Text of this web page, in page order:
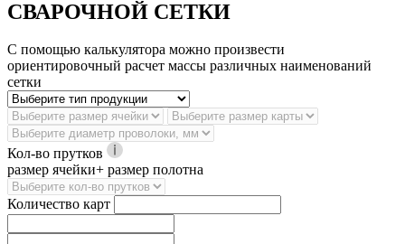
СВАРОЧНОЙ СЕТКИ
С помощью калькулятора можно произвести
ориентировочный расчет массы различных наименований
сетки
Кол-во прутков
размер ячейки+ размер полотна
Количество карт